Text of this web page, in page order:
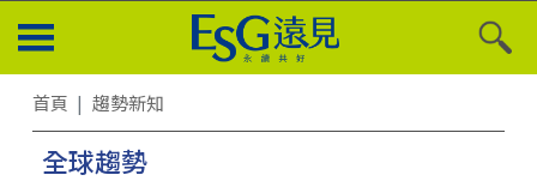
首頁 趨勢新知
全球趨勢